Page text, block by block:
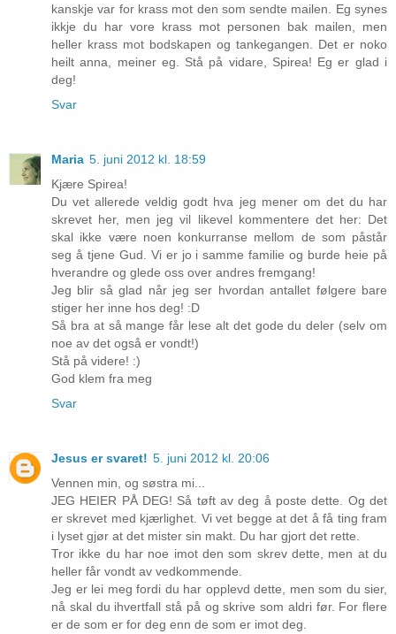
kanskje var for krass mot den som sendte mailen. Eg synes
ikkje du har vore krass mot personen bak mailen, men
heller krass mot bodskapen og tankegangen. Det er noko
heilt anna, meiner eg. Stå på vidare, Spirea! Eg er glad i
deg!
Svar
Maria 5. juni 2012 kl. 18:59
Kjære Spirea!
Du vet allerede veldig godt hva jeg mener om det du har
skrevet her, men jeg vil likevel kommentere det her: Det
skal ikke være noen konkurranse mellom de som påstår
seg å tjene Gud. Vi er jo i samme familie og burde heie på
hverandre og glede oss over andres fremgang!
Jeg blir så glad når jeg ser hvordan antallet følgere bare
stiger her inne hos deg! :D
Så bra at så mange får lese alt det gode du deler (selv om
noe av det også er vondt!)
Stå på videre! :)
God klem fra meg
Svar
Jesus er svaret! 5. juni 2012 kl. 20:06
Vennen min, og søstra mi...
JEG HEIER PÅ DEG! Så tøft av deg å poste dette. Og det
er skrevet med kjærlighet. Vi vet begge at det å få ting fram
i lyset gjør at det mister sin makt. Du har gjort det rette.
Tror ikke du har noe imot den som skrev dette, men at du
heller får vondt av vedkommende.
Jeg er lei meg fordi du har opplevd dette, men som du sier,
nå skal du ihvertfall stå på og skrive som aldri før. For flere
er de som er for deg enn de som er imot deg.